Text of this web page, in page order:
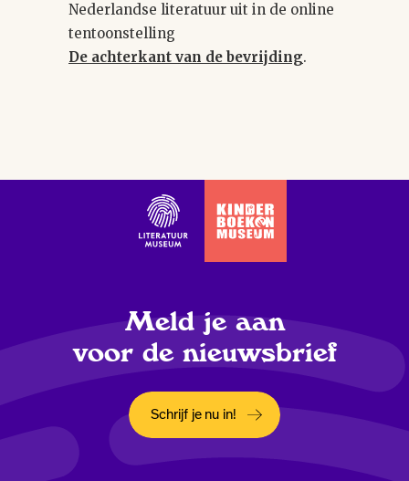
Nederlandse literatuur uit in de online
tentoonstelling
De achterkant van de bevrijding.
Meld je aan
voor de nieuwsbrief
Opent in een nieuw tabblad
Schrijf je nu in!